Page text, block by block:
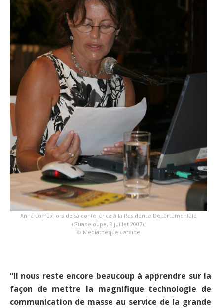
Anna Lomax lors de sa conférence à la Résidence Départementale
(Guadeloupe, 8 juillet 2007).
© Médiathèque Caraïbe
“Il nous reste encore beaucoup à apprendre sur la
façon de mettre la magnifique technologie de
communication de masse au service de la grande